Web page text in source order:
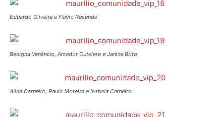
Eduardo Oliveira e Flávio Resende
Benigna Venâncio, Amador Outelero e Janine Brito
Aline Carneiro, Paulo Moreira e Isabela Carneiro